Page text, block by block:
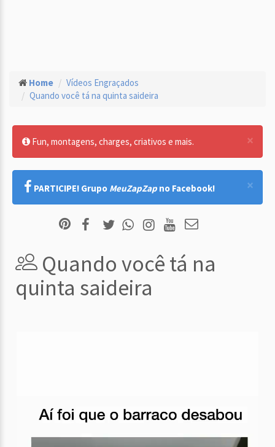
Home
Vídeos Engraçados
Quando você tá na quinta saideira
×
Fun, montagens, charges, criativos e mais.
×
PARTICIPE! Grupo MeuZapZap no Facebook!
Quando você tá na
quinta saideira